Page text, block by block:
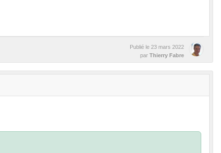
Publié le 23 mars 2022
par Thierry Fabre